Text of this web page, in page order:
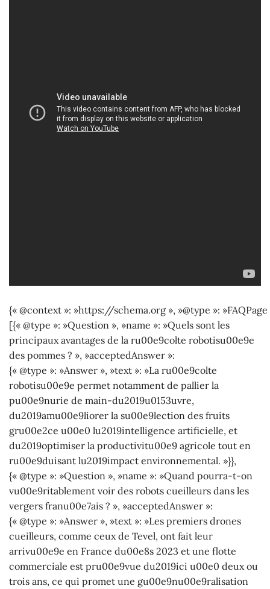
{« @context »: »https://schema.org », »@type »:
[{« @type »: »Question », »name »: »Quels sont les
principaux avantages de la ru00e9colte robotisu00e9e
des pommes ? », »acceptedAnswer »:
{« @type »: »Answer », »text »: »La ru00e9colte
robotisu00e9e permet notamment de pallier la
pu00e9nurie de main-du2019u0153uvre,
du2019amu00e9liorer la su00e9lection des fruits
gru00e2ce u00e0 lu2019intelligence artificielle, et
du2019optimiser la productivitu00e9 agricole tout en
ru00e9duisant lu2019impact environnemental. »}},
{« @type »: »Question », »name »: »Quand pourra-t-on
vu00e9ritablement voir des robots cueilleurs dans les
vergers franu00e7ais ? », »acceptedAnswer »:
{« @type »: »Answer », »text »: »Les premiers drones
cueilleurs, comme ceux de Tevel, ont fait leur
arrivu00e9e en France du00e8s 2023 et une flotte
commerciale est pru00e9vue du2019ici u00e0 deux ou
trois ans, ce qui promet une gu00e9nu00e9ralisation